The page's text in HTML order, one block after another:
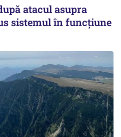
atacul asupra
sistemul în funcțiune